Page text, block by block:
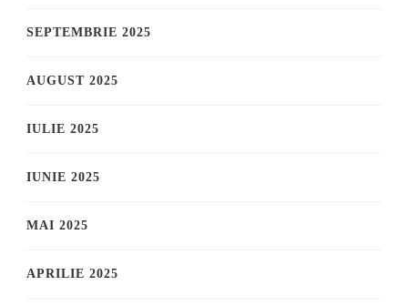
SEPTEMBRIE 2025
AUGUST 2025
IULIE 2025
IUNIE 2025
MAI 2025
APRILIE 2025